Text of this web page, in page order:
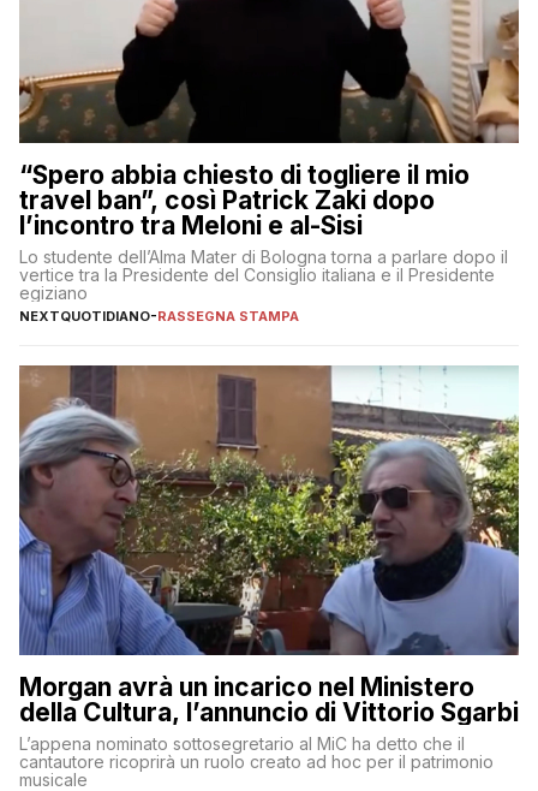
“Spero abbia chiesto di togliere il mio
travel ban”, così Patrick Zaki dopo
l’incontro tra Meloni e al-Sisi
Lo studente dell’Alma Mater di Bologna torna a parlare dopo il
vertice tra la Presidente del Consiglio italiana e il Presidente
egiziano
NEXTQUOTIDIANO-RASSEGNA STAMPA
Morgan avrà un incarico nel Ministero
della Cultura, l’annuncio di Vittorio Sgarbi
L’appena nominato sottosegretario al MiC ha detto che il
cantautore ricoprirà un ruolo creato ad hoc per il patrimonio
musicale